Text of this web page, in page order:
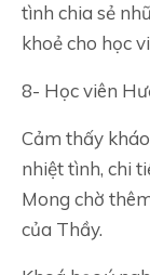
tình chia sẻ
khoẻ cho học
8- Học viên
Cảm thấy
nhiệt tình, chi
Mong chờ
của Thầy.